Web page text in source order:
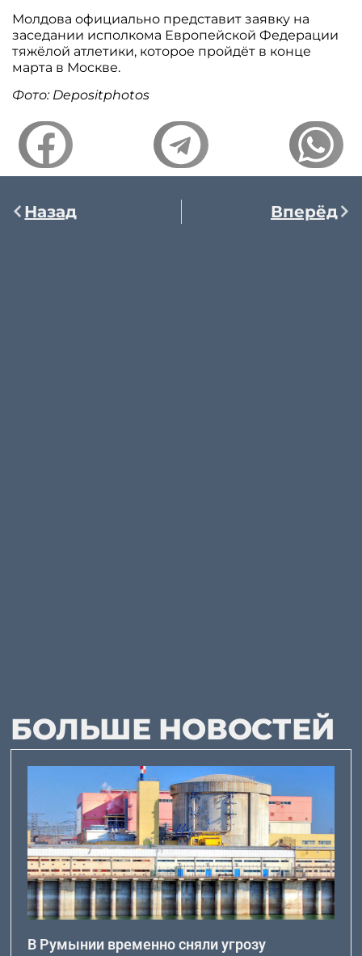
Молдова официально представит заявку на
заседании исполкома Европейской Федерации
тяжёлой атлетики, которое пройдёт в конце
марта в Москве.
Фото: Depositphotos
Назад Вперёд
БОЛЬШЕ НОВОСТЕЙ
В Румынии временно сняли угрозу